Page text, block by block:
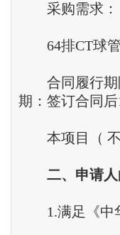
采购需求：
64排CT球管
合同履行期
期：签订合同后
本项目（ 不
二、 申请
1.满足《中华